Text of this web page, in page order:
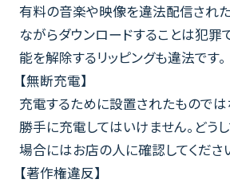
有料の音楽や映像を違法配信され
ながらダウンロードすることは犯罪
能を解除するリッピングも違法です。
【無断充電】
充電するために設置されたものでは
勝手に充電してはいけません。どう
場合にはお店の人に確認してくださ
【著作権違反】